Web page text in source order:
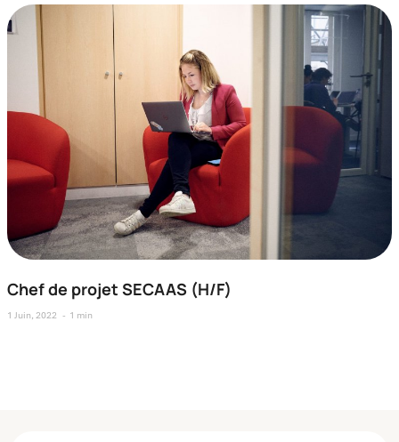
Chef de projet SECAAS (H/F)
1 Juin, 2022 1 min